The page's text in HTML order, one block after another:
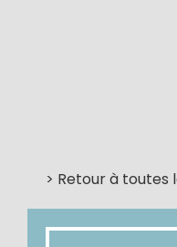
> Retour à toutes